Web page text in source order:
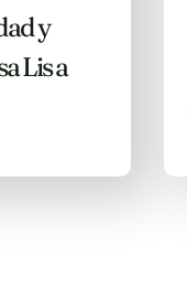
y
Lis a